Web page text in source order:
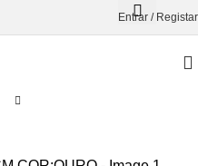
Entrar / Registar